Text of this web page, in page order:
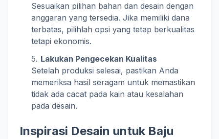
Sesuaikan pilihan bahan dan desain dengan
anggaran yang tersedia. Jika memiliki dana
terbatas, pilihlah opsi yang tetap berkualitas
tetapi ekonomis.
Lakukan Pengecekan Kualitas
Setelah produksi selesai, pastikan Anda
memeriksa hasil seragam untuk memastikan
tidak ada cacat pada kain atau kesalahan
pada desain.
Inspirasi Desain untuk Baju